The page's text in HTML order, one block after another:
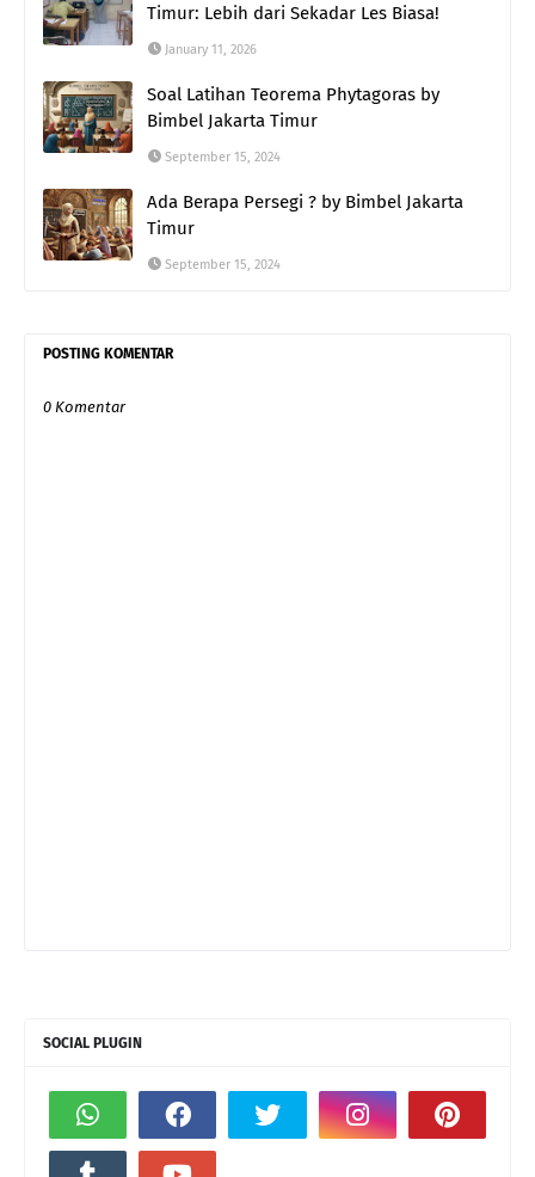
Timur: Lebih dari Sekadar Les Biasa!
January 11, 2026
Soal Latihan Teorema Phytagoras by
Bimbel Jakarta Timur
September 15, 2024
Ada Berapa Persegi ? by Bimbel Jakarta
Timur
September 15, 2024
POSTING KOMENTAR
0 Komentar
SOCIAL PLUGIN